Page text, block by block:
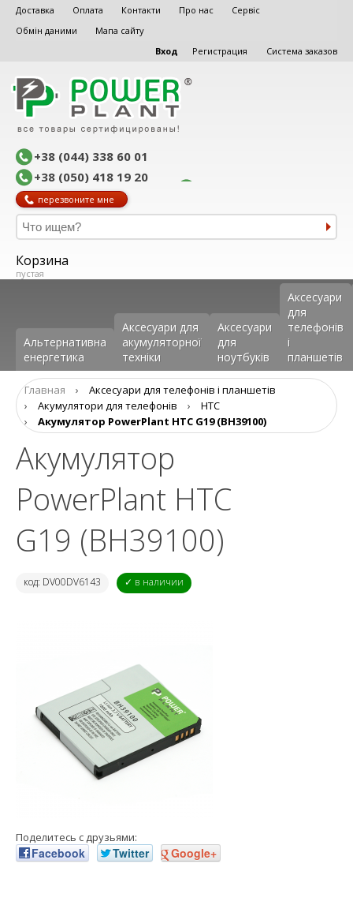
Доставка Оплата Контакти Про нас
Сервіс
Обмін даними
Мапа сайту
Вход
Регистрация Система заказов
+38 (044) 338 60 01
+38 (050) 418 19 20
перезвоните мне
Корзина
пустая
Альтернативна
енергетика
Аксесуари для
акумуляторної
техніки
Аксесуари
для
ноутбуків
Аксеcуари
для
телефонів
і
планшетів
Главная ›
Аксеcуари для телефонів і планшетів
›
Акумулятори для телефонів ›
HTC
›
Акумулятор PowerPlant HTC G19 (BH39100)
Акумулятор
PowerPlant HTC
G19 (BH39100)
код: DV00DV6143 ✓ в наличии
Поделитесь с друзьями:
Facebook Twitter Google+